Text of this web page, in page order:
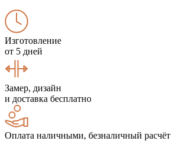
Изготовление
от 5 дней
Замер, дизайн
и доставка бесплатно
Оплата наличными, безналичный расчёт